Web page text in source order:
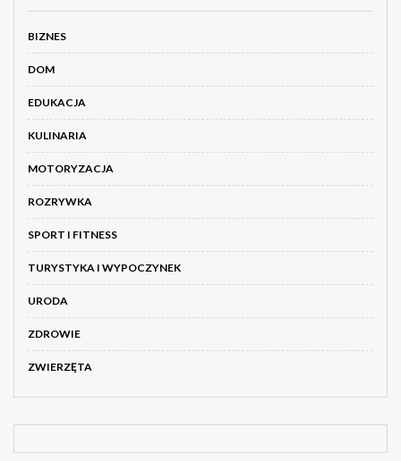
BIZNES
DOM
EDUKACJA
KULINARIA
MOTORYZACJA
ROZRYWKA
SPORT I FITNESS
TURYSTYKA I WYPOCZYNEK
URODA
ZDROWIE
ZWIERZĘTA